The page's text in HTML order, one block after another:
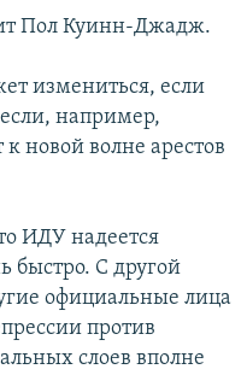
Пол Куинн-Джадж.
измениться, если
если, например,
новой волне арестов
ИДУ надеется
быстро. С другой
официальные лица
против
слоев вполне